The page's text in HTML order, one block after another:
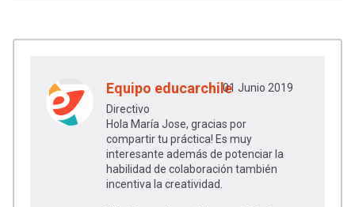
Equipo educarchile
Directivo
01 Junio 2019
Hola María Jose, gracias por
compartir tu práctica! Es muy
interesante además de potenciar la
habilidad de colaboración también
incentiva la creatividad.